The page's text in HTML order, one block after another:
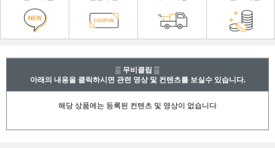
▒ 무비클립 ▒
아래의 내용을 클릭하시면 관련 영상 및 컨텐츠를 보실수 있습니다.